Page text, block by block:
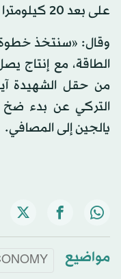
على بعد 20 كيلومترا من قضاء جزرا بولاية شرناق.
وقال: «سنتخذ خطوة
التركي عن بدء ضخ
يالجين إلى المصافي.
مواضيع